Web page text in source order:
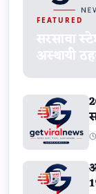
FEATURED
सरसावा
अस्थायी